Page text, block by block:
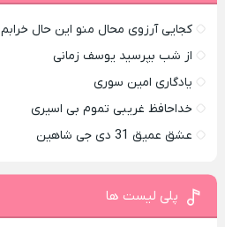
کجایی آرزوی محال منو این حال خرابم
از شب بپرسید یوسف زمانی
یادگاری امین سوری
خداحافظ غریبی تموم بی اسیری
عشق عمیق 31 دی جی شاهین
پلی لیست ها